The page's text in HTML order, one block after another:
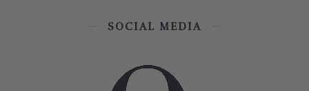
SOCIAL MEDIA